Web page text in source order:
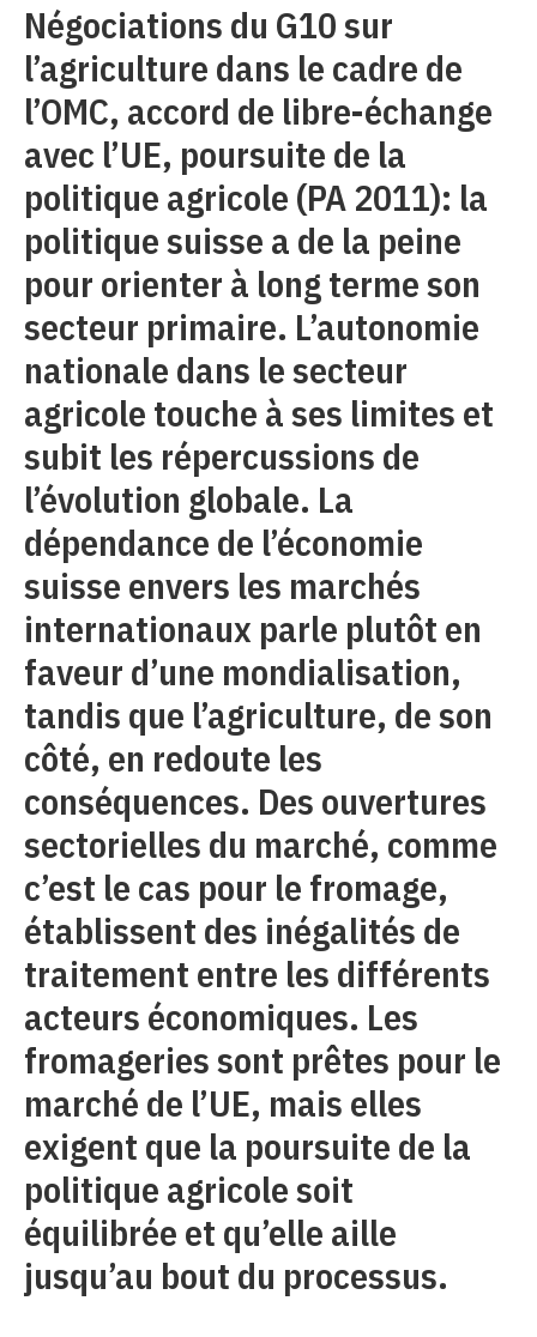
Négociations du G10 sur
l’agriculture dans le cadre de
l’OMC, accord de libre-échange
avec l’UE, poursuite de la
politique agricole (PA 2011): la
politique suisse a de la peine
pour orienter à long terme son
secteur primaire. L’autonomie
nationale dans le secteur
agricole touche à ses limites et
subit les répercussions de
l’évolution globale. La
dépendance de l’économie
suisse envers les marchés
internationaux parle plutôt en
faveur d’une mondialisation,
tandis que l’agriculture, de son
côté, en redoute les
conséquences. Des ouvertures
sectorielles du marché, comme
c’est le cas pour le fromage,
établissent des inégalités de
traitement entre les différents
acteurs économiques. Les
fromageries sont prêtes pour le
marché de l’UE, mais elles
exigent que la poursuite de la
politique agricole soit
équilibrée et qu’elle aille
jusqu’au bout du processus.